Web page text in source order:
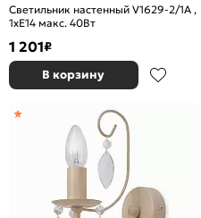
Светильник настенный V1629-2/1A ,
1xE14 макс. 40Вт
1 201₽
В корзину